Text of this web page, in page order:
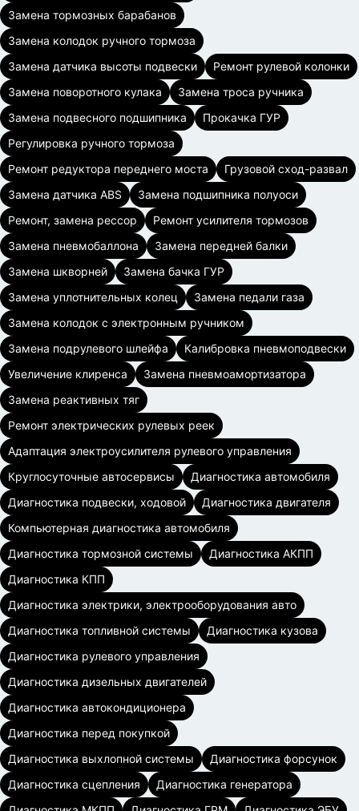
Замена тормозных барабанов
Замена колодок ручного тормоза
Замена датчика высоты подвески
Ремонт рулевой колонки
Замена поворотного кулака
Замена троса ручника
Замена подвесного подшипника
Прокачка ГУР
Регулировка ручного тормоза
Ремонт редуктора переднего моста
Грузовой сход-развал
Замена датчика ABS
Замена подшипника полуоси
Ремонт, замена рессор
Ремонт усилителя тормозов
Замена пневмобаллона
Замена передней балки
Замена шкворней
Замена бачка ГУР
Замена уплотнительных колец
Замена педали газа
Замена колодок с электронным ручником
Замена подрулевого шлейфа
Калибровка пневмоподвески
Увеличение клиренса
Замена пневмоамортизатора
Замена реактивных тяг
Ремонт электрических рулевых реек
Адаптация электроусилителя рулевого управления
Круглосуточные автосервисы
Диагностика автомобиля
Диагностика подвески, ходовой
Диагностика двигателя
Компьютерная диагностика автомобиля
Диагностика тормозной системы
Диагностика АКПП
Диагностика КПП
Диагностика электрики, электрооборудования авто
Диагностика топливной системы
Диагностика кузова
Диагностика рулевого управления
Диагностика дизельных двигателей
Диагностика автокондиционера
Диагностика перед покупкой
Диагностика выхлопной системы
Диагностика форсунок
Диагностика сцепления
Диагностика генератора